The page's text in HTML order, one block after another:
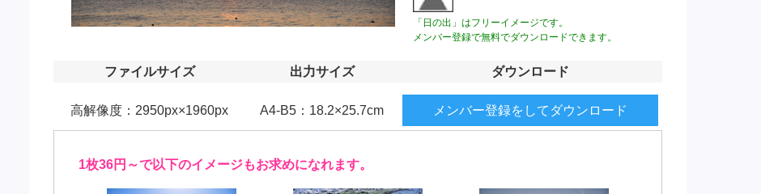
「日の出」はフリーイメージです。
メンバー登録で無料でダウンロードできます。
ファイルサイズ 出力サイズ ダウンロード
高解像度：2950px×1960px A4-B5：18.2×25.7cm メンバー登録をしてダウンロード
1枚36円～で以下のイメージもお求めになれます。